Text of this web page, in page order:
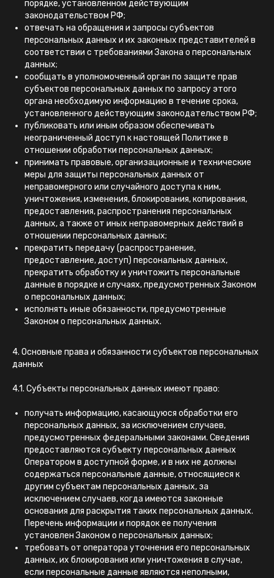
порядке, установленном действующим
законодательством РФ;
отвечать на обращения и запросы субъектов
персональных данных и их законных представителей в
соответствии с требованиями Закона о персональных
данных;
сообщать в уполномоченный орган по защите прав
субъектов персональных данных по запросу этого
органа необходимую информацию в течение срока,
установленного действующим законодательством РФ;
публиковать или иным образом обеспечивать
неограниченный доступ к настоящей Политике в
отношении обработки персональных данных;
принимать правовые, организационные и технические
меры для защиты персональных данных от
неправомерного или случайного доступа к ним,
уничтожения, изменения, блокирования, копирования,
предоставления, распространения персональных
данных, а также от иных неправомерных действий в
отношении персональных данных;
прекратить передачу (распространение,
предоставление, доступ) персональных данных,
прекратить обработку и уничтожить персональные
данные в порядке и случаях, предусмотренных Законом
о персональных данных;
исполнять иные обязанности, предусмотренные
Законом о персональных данных.
4. Основные права и обязанности субъектов персональных
данных
4.1. Субъекты персональных данных имеют право:
получать информацию, касающуюся обработки его
персональных данных, за исключением случаев,
предусмотренных федеральными законами. Сведения
предоставляются субъекту персональных данных
Оператором в доступной форме, и в них не должны
содержаться персональные данные, относящиеся к
другим субъектам персональных данных, за
исключением случаев, когда имеются законные
основания для раскрытия таких персональных данных.
Перечень информации и порядок ее получения
установлен Законом о персональных данных;
требовать от оператора уточнения его персональных
данных, их блокирования или уничтожения в случае,
если персональные данные являются неполными,